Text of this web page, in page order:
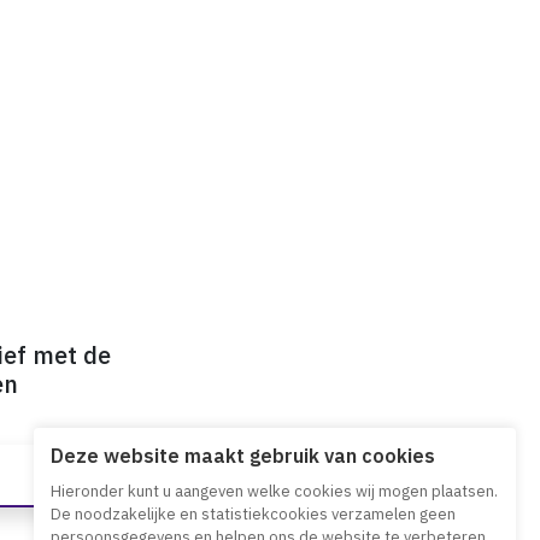
met de
Deze website maakt gebruik van cookies
Hieronder kunt u aangeven welke cookies wij mogen plaatsen.
De noodzakelijke en statistiekcookies verzamelen geen